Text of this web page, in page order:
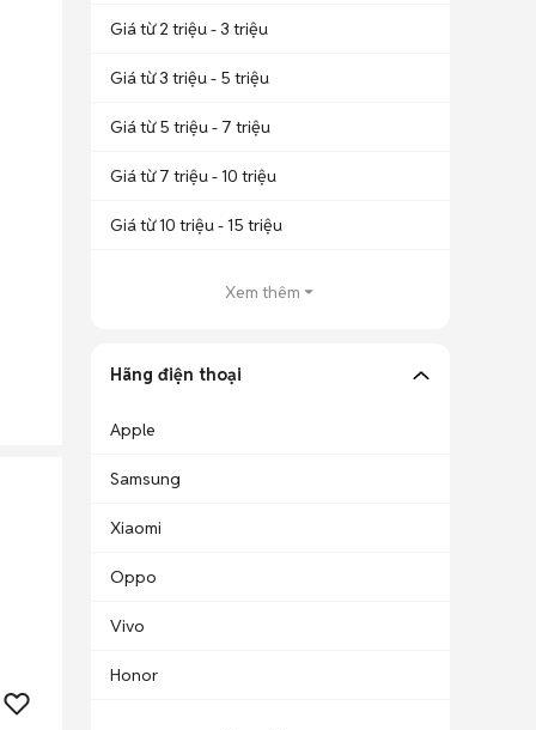
Giá từ 2 triệu - 3 triệu
Giá từ 3 triệu - 5 triệu
Giá từ 5 triệu - 7 triệu
Giá từ 7 triệu - 10 triệu
Giá từ 10 triệu - 15 triệu
Xem thêm
Hãng điện thoại
Apple
Samsung
Xiaomi
Oppo
Vivo
Honor